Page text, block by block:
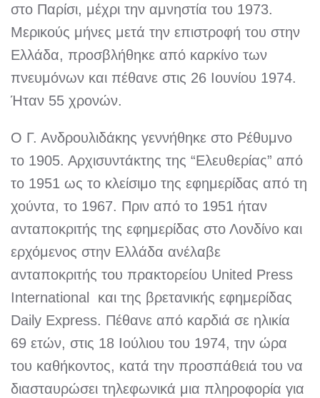
στο Παρίσι, μέχρι την αμνηστία του 1973.
Μερικούς μήνες μετά την επιστροφή του στην
Ελλάδα, προσβλήθηκε από καρκίνο των
πνευμόνων και πέθανε στις 26 Ιουνίου 1974.
Ήταν 55 χρονών.
Ο Γ. Ανδρουλιδάκης γεννήθηκε στο Ρέθυμνο
το 1905. Αρχισυντάκτης της “Ελευθερίας” από
το 1951 ως το κλείσιμο της εφημερίδας από τη
χούντα, το 1967. Πριν από το 1951 ήταν
ανταποκριτής της εφημερίδας στο Λονδίνο και
ερχόμενος στην Ελλάδα ανέλαβε
ανταποκριτής του πρακτορείου United Press
International και της βρετανικής εφημερίδας
Daily Express. Πέθανε από καρδιά σε ηλικία
69 ετών, στις 18 Ιούλιου του 1974, την ώρα
του καθήκοντος, κατά την προσπάθειά του να
διασταυρώσει τηλεφωνικά μια πληροφορία για